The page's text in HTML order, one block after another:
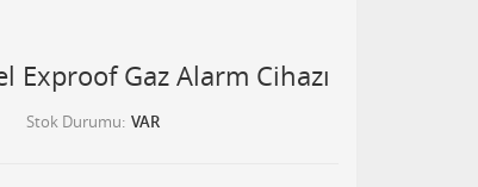
Exproof Gaz Alarm Cihazı
Stok Durumu VAR